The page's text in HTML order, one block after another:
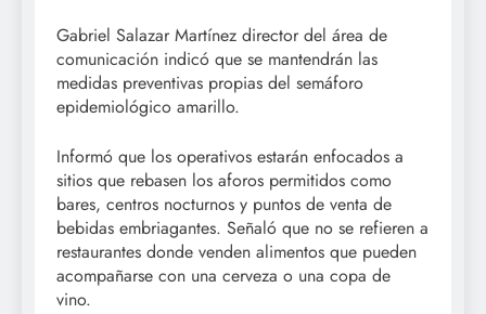
Gabriel Salazar Martínez director del área de
comunicación indicó que se mantendrán las
medidas preventivas propias del semáforo
epidemiológico amarillo.
Informó que los operativos estarán enfocados a
sitios que rebasen los aforos permitidos como
bares, centros nocturnos y puntos de venta de
bebidas embriagantes. Señaló que no se refieren a
restaurantes donde venden alimentos que pueden
acompañarse con una cerveza o una copa de
vino.